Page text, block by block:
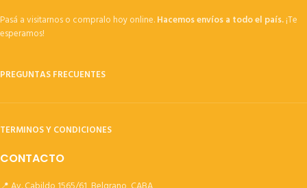
Pasá a visitarnos o compralo hoy online.Hacemos envíos a todo el país.¡Te
esperamos!
PREGUNTAS FRECUENTES
TERMINOS Y CONDICIONES
CONTACTO